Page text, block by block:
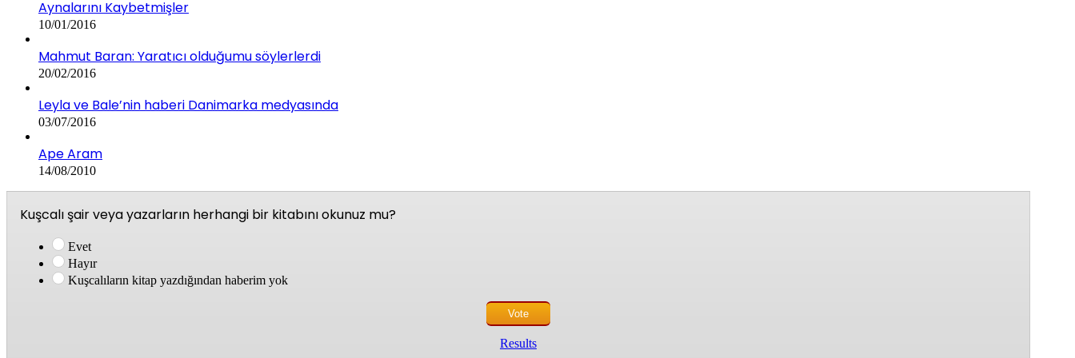
Aynalarını Kaybetmişler
10/01/2016
Mahmut Baran: Yaratıcı olduğumu söylerlerdi
20/02/2016
Leyla ve Bale’nin haberi Danimarka medyasında
03/07/2016
Ape Aram
14/08/2010
Kuşcalı şair veya yazarların herhangi bir kitabını okunuz mu?
Evet
Hayır
Kuşcalıların kitap yazdığından haberim yok
Results